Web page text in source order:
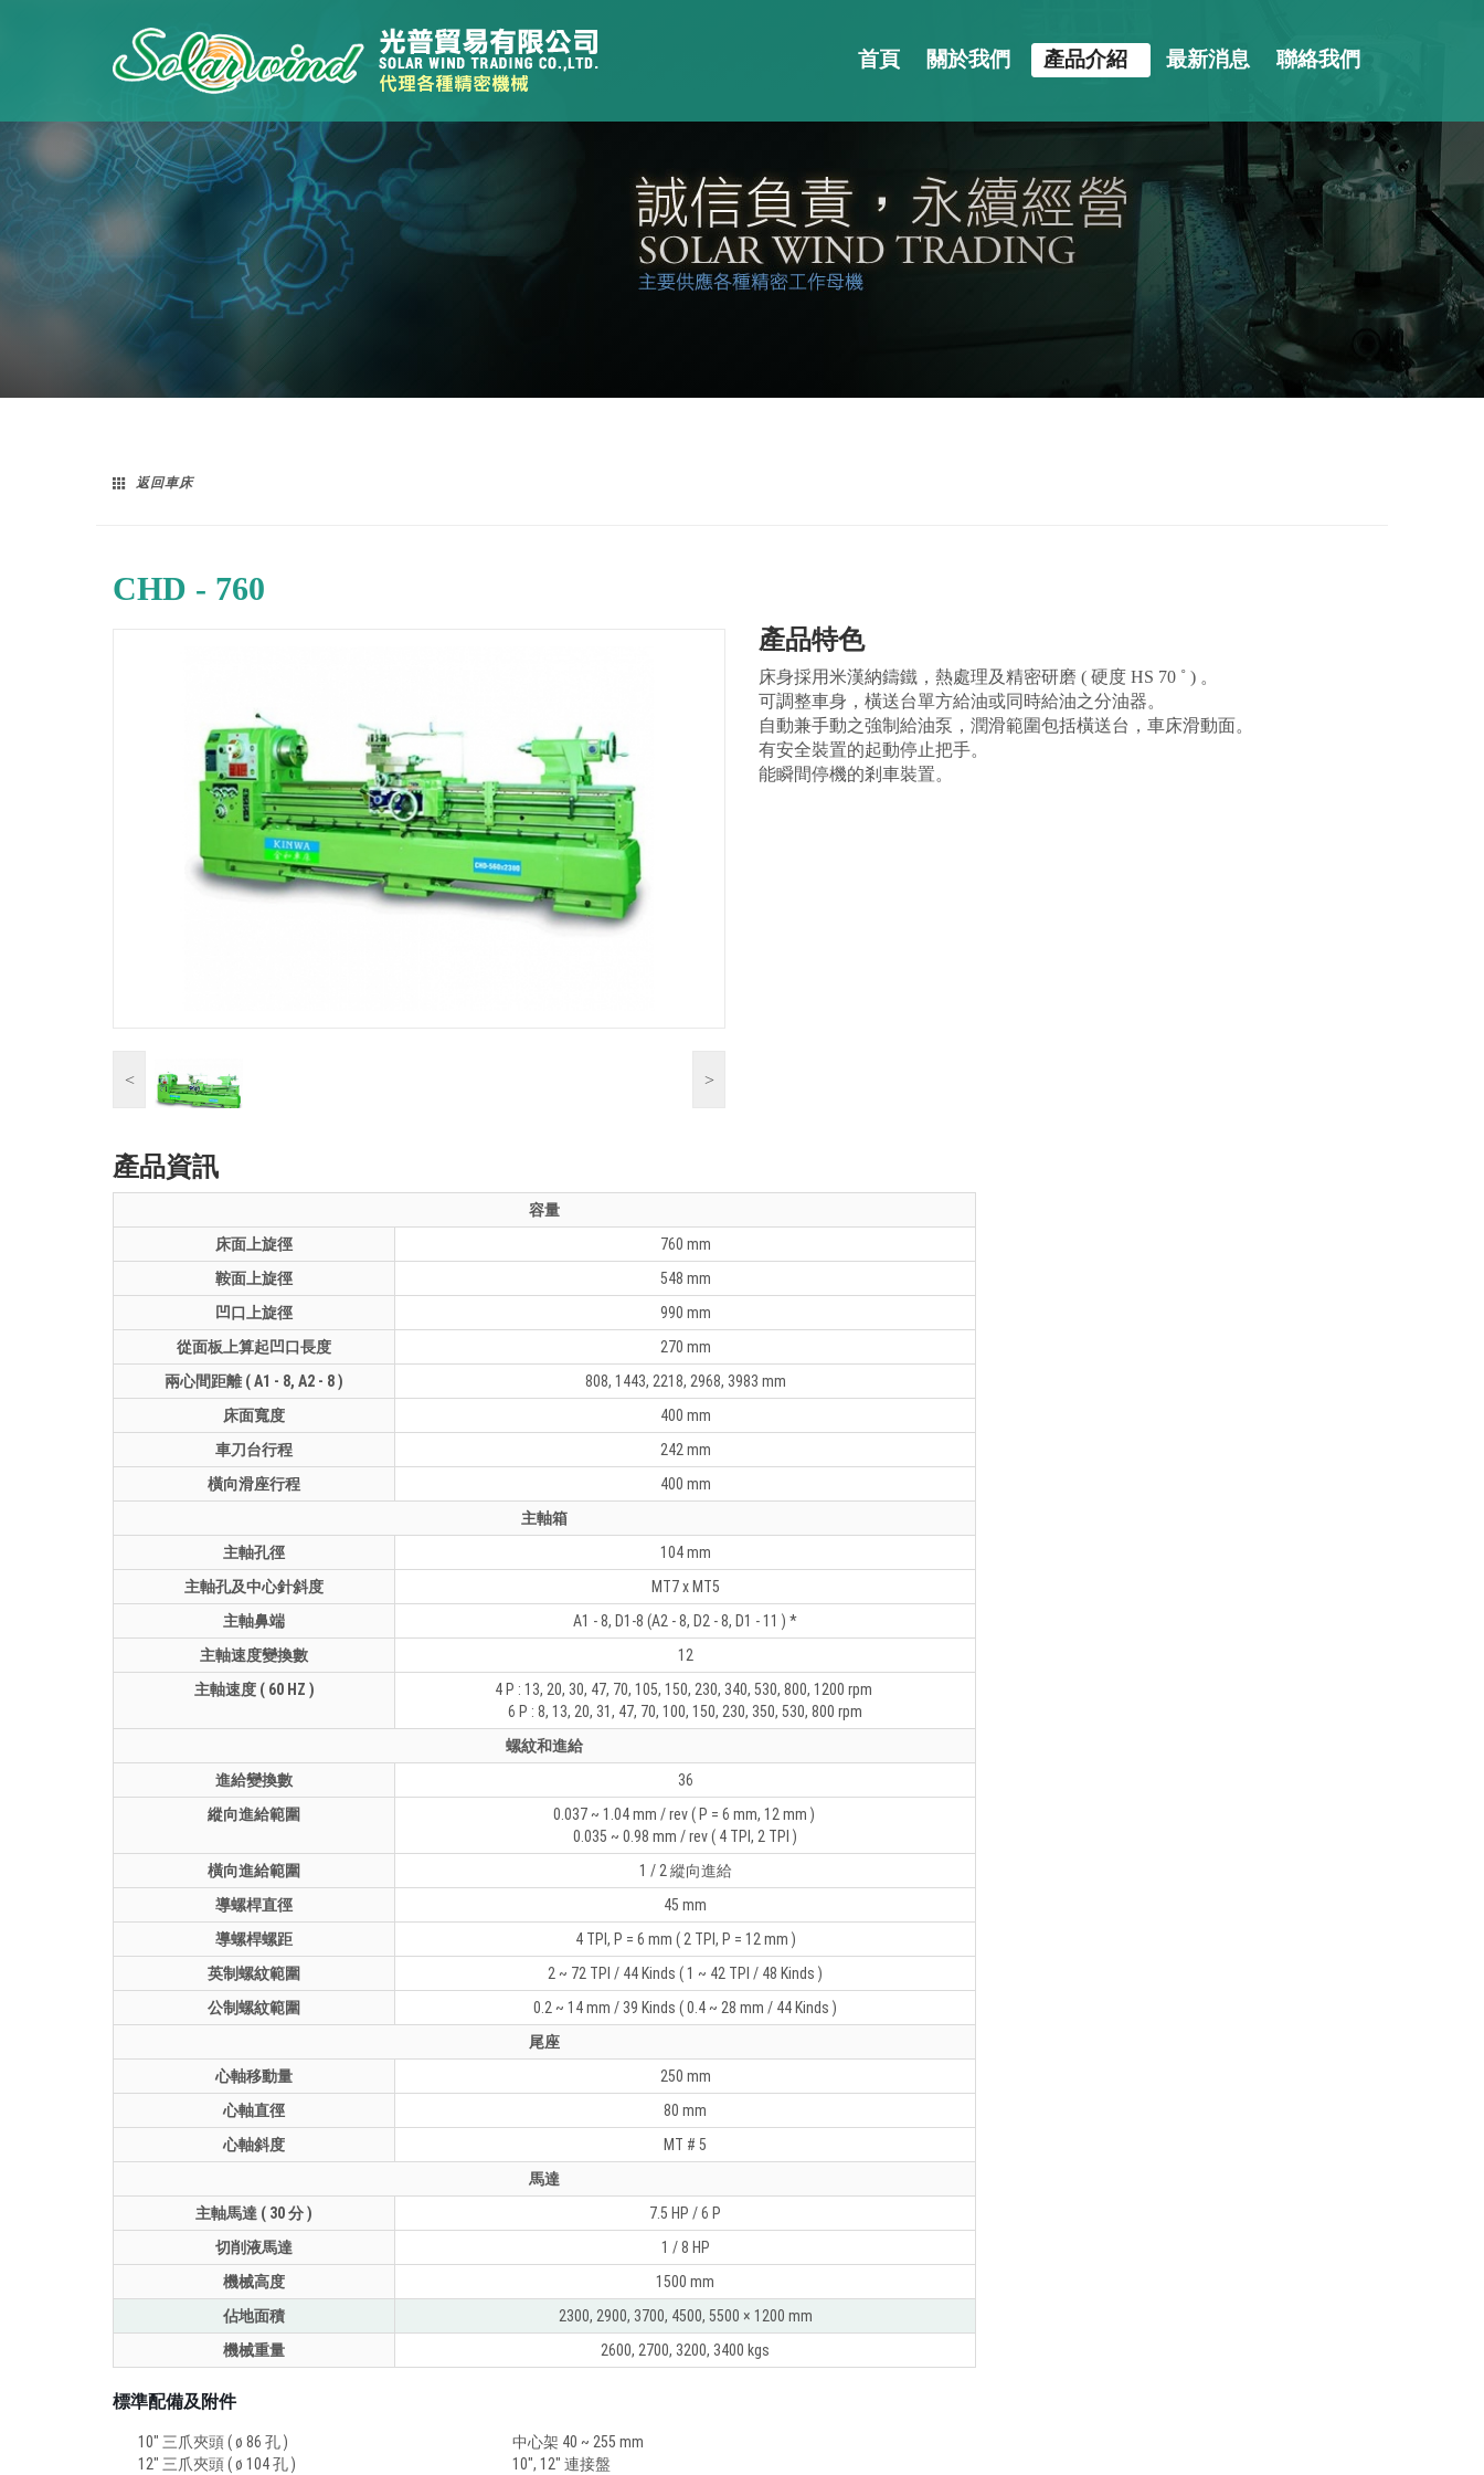
首頁 關於我們 產品介紹 最新消息 聯絡我們
返回車床
CHD - 760
< >
產品特色
床身採用米漢納鑄鐵，熱處理及精密研磨 ( 硬度 HS 70 ˚ ) 。
可調整車身，橫送台單方給油或同時給油之分油器。
自動兼手動之強制給油泵，潤滑範圍包括橫送台，車床滑動面。
有安全裝置的起動停止把手。
能瞬間停機的剎車裝置。
產品資訊
容量
床面上旋徑
760 mm
鞍面上旋徑
548 mm
凹口上旋徑
990 mm
從面板上算起凹口長度
270 mm
兩心間距離 ( A1 - 8, A2 - 8 )
808, 1443, 2218, 2968, 3983 mm
床面寬度
400 mm
車刀台行程
242 mm
橫向滑座行程
400 mm
主軸箱
主軸孔徑
104 mm
主軸孔及中心針斜度
MT7 x MT5
主軸鼻端
A1 - 8, D1-8 (A2 - 8, D2 - 8, D1 - 11 ) *
主軸速度變換數
12
主軸速度 ( 60 HZ )
4 P : 13, 20, 30, 47, 70, 105, 150, 230, 340, 530, 800, 1200 rpm
6 P : 8, 13, 20, 31, 47, 70, 100, 150, 230, 350, 530, 800 rpm
螺紋和進給
進給變換數
36
縱向進給範圍
0.037 ~ 1.04 mm / rev ( P = 6 mm, 12 mm )
0.035 ~ 0.98 mm / rev ( 4 TPI, 2 TPI )
橫向進給範圍
1 / 2 縱向進給
導螺桿直徑
45 mm
導螺桿螺距
4 TPI, P = 6 mm ( 2 TPI, P = 12 mm )
英制螺紋範圍
2 ~ 72 TPI / 44 Kinds ( 1 ~ 42 TPI / 48 Kinds )
公制螺紋範圍
0.2 ~ 14 mm / 39 Kinds ( 0.4 ~ 28 mm / 44 Kinds )
尾座
心軸移動量
250 mm
心軸直徑
80 mm
心軸斜度
MT # 5
馬達
主軸馬達 ( 30 分 )
7.5 HP / 6 P
切削液馬達
1 / 8 HP
機械高度
1500 mm
佔地面積
2300, 2900, 3700, 4500, 5500 × 1200 mm
機械重量
2600, 2700, 3200, 3400 kgs
標準配備及附件
10" 三爪夾頭 ( ø 86 孔 )
12" 三爪夾頭 ( ø 104 孔 )
中心架 40 ~ 255 mm
10", 12" 連接盤